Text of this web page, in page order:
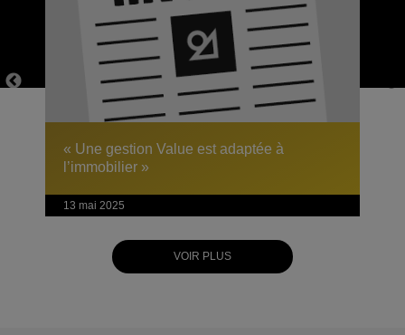
« Une gestion Value est adaptée à
l’immobilier »
13 mai 2025
VOIR PLUS